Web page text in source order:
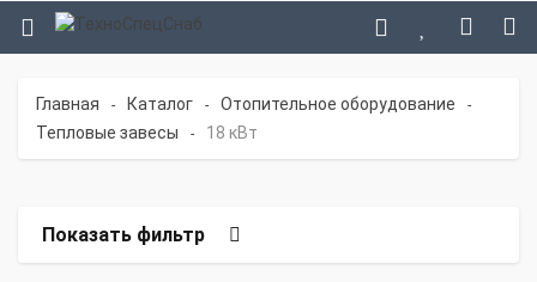
Главная - Каталог - Отопительное оборудование -
Тепловые завесы - 18 кВт
Показать фильтр